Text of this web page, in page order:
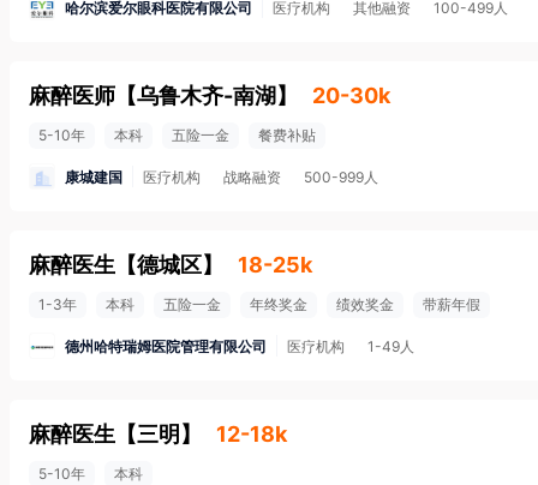
哈尔滨爱尔眼科医院有限公司 医疗机构 其他融资 100-499人
麻醉医师 【乌鲁木齐-南湖 】 20-30k
5-10年 本科 五险一金 餐费补贴
康城建国 医疗机构 战略融资 500-999人
麻醉医生 【德城区】 18-25k
1-3年 本科 五险一金 年终奖金 绩效奖金 带薪年假
德州哈特瑞姆医院管理有限公司 医疗机构 1-49人
麻醉医生 【三明 】 12-18k
5-10年 本科